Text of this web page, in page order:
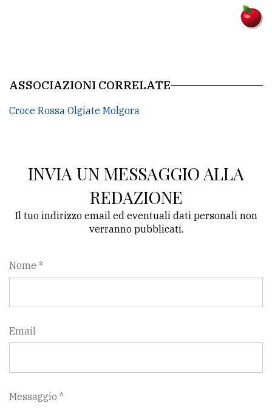
ASSOCIAZIONI CORRELATE
Croce Rossa Olgiate Molgora
INVIA UN MESSAGGIO ALLA
REDAZIONE
Il tuo indirizzo email ed eventuali dati personali non
verranno pubblicati.
Nome *
Email
Messaggio *